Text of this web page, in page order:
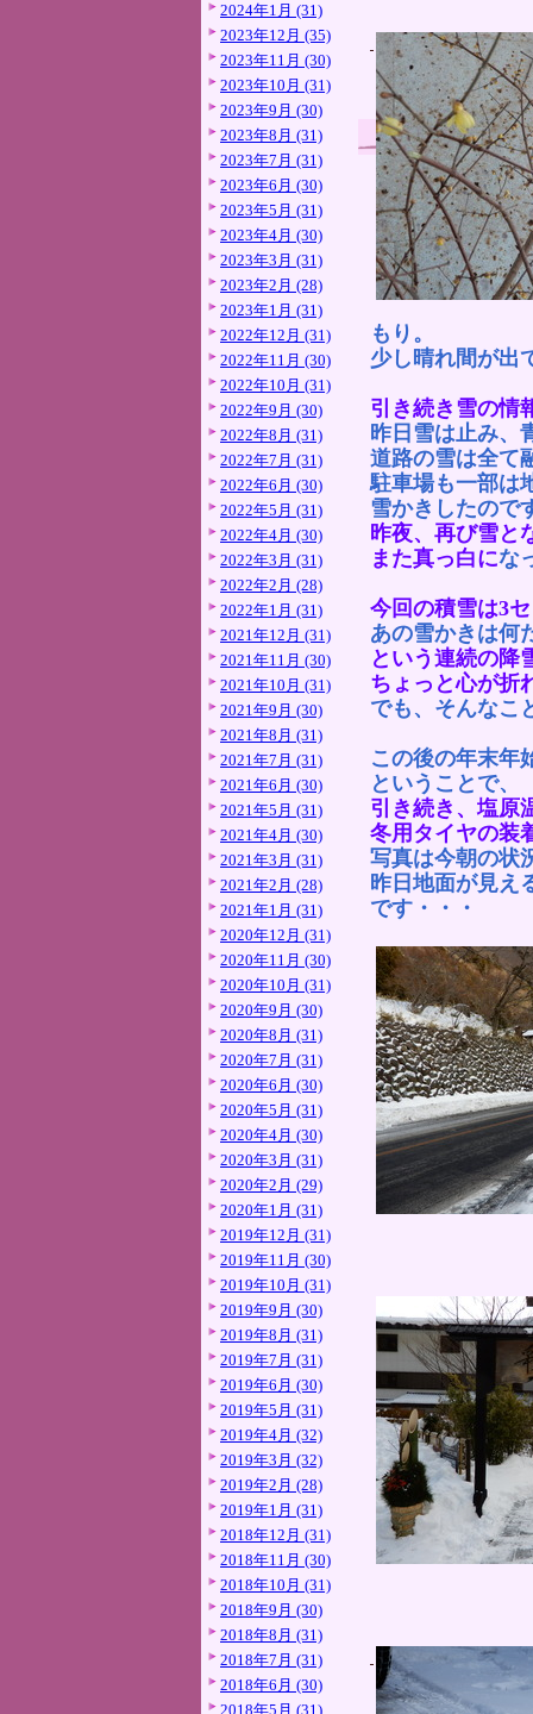
2024年1月 (31)
2023年12月 (35)
2023年11月 (30)
2023年10月 (31)
2023年9月 (30)
2023年8月 (31)
2023年7月 (31)
2023年6月 (30)
2023年5月 (31)
2023年4月 (30)
2023年3月 (31)
2023年2月 (28)
2023年1月 (31)
2022年12月 (31)
2022年11月 (30)
2022年10月 (31)
2022年9月 (30)
2022年8月 (31)
2022年7月 (31)
2022年6月 (30)
2022年5月 (31)
2022年4月 (30)
2022年3月 (31)
2022年2月 (28)
2022年1月 (31)
2021年12月 (31)
2021年11月 (30)
2021年10月 (31)
2021年9月 (30)
2021年8月 (31)
2021年7月 (31)
2021年6月 (30)
2021年5月 (31)
2021年4月 (30)
2021年3月 (31)
2021年2月 (28)
2021年1月 (31)
2020年12月 (31)
2020年11月 (30)
2020年10月 (31)
2020年9月 (30)
2020年8月 (31)
2020年7月 (31)
2020年6月 (30)
2020年5月 (31)
2020年4月 (30)
2020年3月 (31)
2020年2月 (29)
2020年1月 (31)
2019年12月 (31)
2019年11月 (30)
2019年10月 (31)
2019年9月 (30)
2019年8月 (31)
2019年7月 (31)
2019年6月 (30)
2019年5月 (31)
2019年4月 (32)
2019年3月 (32)
2019年2月 (28)
2019年1月 (31)
2018年12月 (31)
2018年11月 (30)
2018年10月 (31)
2018年9月 (30)
2018年8月 (31)
2018年7月 (31)
2018年6月 (30)
2018年5月 (31)
もり。
少し晴れ間が出
引き続き雪の情
昨日雪は止み、
道路の雪は全て
駐車場も一部は
雪かきしたので
昨夜、再び雪と
また真っ白にな
今回の積雪は3
あの雪かきは何
という連続の降
ちょっと心が折
でも、そんなこ
この後の年末年
ということで、
引き続き、塩原
冬用タイヤの装
写真は今朝の状
昨日地面が見え
です・・・